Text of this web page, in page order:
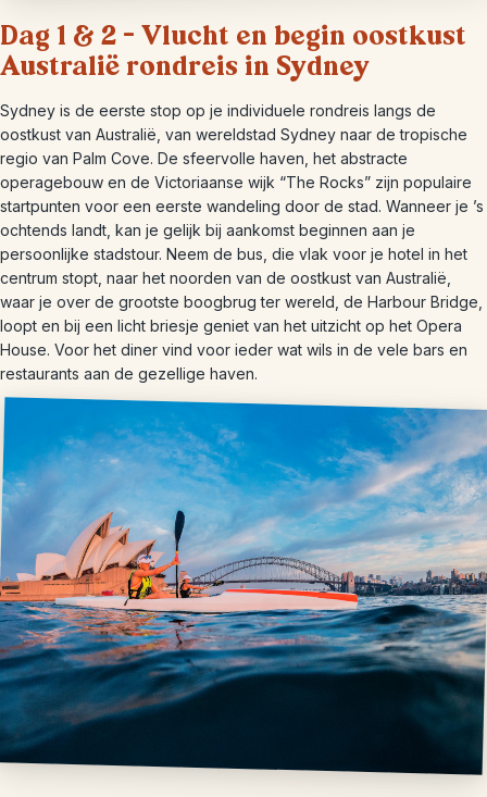
Dag 1 & 2 – Vlucht en begin oostkust
Australië rondreis in Sydney
Sydney is de eerste stop op je individuele rondreis langs de
oostkust van Australië, van wereldstad Sydney naar de tropische
regio van Palm Cove. De sfeervolle haven, het abstracte
operagebouw en de Victoriaanse wijk “The Rocks” zijn populaire
startpunten voor een eerste wandeling door de stad. Wanneer je ’s
ochtends landt, kan je gelijk bij aankomst beginnen aan je
persoonlijke stadstour. Neem de bus, die vlak voor je hotel in het
centrum stopt, naar het noorden van de oostkust van Australië,
waar je over de grootste boogbrug ter wereld, de Harbour Bridge,
loopt en bij een licht briesje geniet van het uitzicht op het Opera
House. Voor het diner vind voor ieder wat wils in de vele bars en
restaurants aan de gezellige haven.